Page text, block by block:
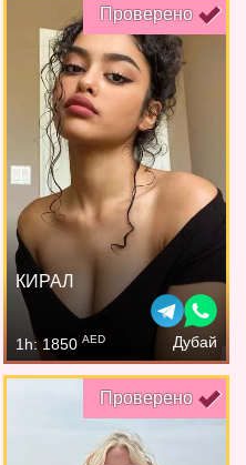
Проверено
КИРАЛ
1h: 1850 AED Дубай
Проверено